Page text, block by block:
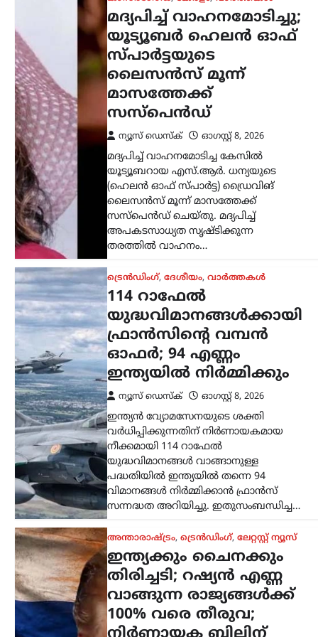
ട്രെൻഡിംഗ്,ദേശീയം,വാർത്തകൾ
114 റാഫേൽ
യുദ്ധവിമാനങ്ങൾക്കായി
ഫ്രാൻസിന്റെ വമ്പൻ
ഓഫർ; 94 എണ്ണം
ഇന്ത്യയിൽ നിർമ്മിക്കും
ന്യൂസ് ഡെസ്ക് ഓഗസ്റ്റ്‌ 8, 2026
ഇന്ത്യൻ വ്യോമസേനയുടെ ശക്തി
വർധിപ്പിക്കുന്നതിന് നിർണായകമായ
നീക്കമായി 114 റാഫേൽ
യുദ്ധവിമാനങ്ങൾ വാങ്ങാനുള്ള
പദ്ധതിയിൽ ഇന്ത്യയിൽ തന്നെ 94
വിമാനങ്ങൾ നിർമ്മിക്കാൻ ഫ്രാൻസ്
സന്നദ്ധത അറിയിച്ചു. ഇതുസംബന്ധിച്ച…
അന്താരാഷ്ട്രം,ട്രെൻഡിംഗ്,ലേറ്റസ്റ്റ് ന്യൂസ്
ഇന്ത്യക്കും ചൈനക്കും
തിരിച്ചടി; റഷ്യൻ എണ്ണ
വാങ്ങുന്ന രാജ്യങ്ങൾക്ക്
100% വരെ തീരുവ;
നിർണായക ബില്ലിന്
യുഎസ് സെനറ്റ്
അംഗീകാരം
ന്യൂസ് ഡെസ്ക് ഓഗസ്റ്റ്‌ 8, 2026
റഷ്യയിൽ നിന്ന് എണ്ണയും
പ്രകൃതിവാതകവും വാങ്ങുന്ന
രാജ്യങ്ങൾക്കെതിരെ കടുത്ത
സാമ്പത്തിക നടപടികൾക്ക്
വഴിയൊരുക്കുന്ന ബില്ലിന് യുഎസ്
സെനറ്റ് അംഗീകാരം നൽകി. ഇന്ത്യ,
ചൈന ഉൾപ്പെടെയുള്ള രാജ്യങ്ങൾക്ക്
100…
കേരളം,വാർത്തകൾ
ബെംഗളൂരുവിൽ